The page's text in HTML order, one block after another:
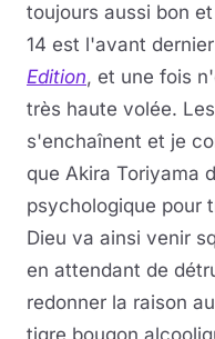
toujours aussi bon
14 est l'avant
Edition, et une fois
très haute volée.
s'enchaînent et je
que Akira Toriyama
psychologique pour
Dieu va ainsi venir
en attendant de
redonner la raison
tigre bougon